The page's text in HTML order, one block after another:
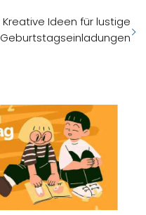
Kreative Ideen für lustige
Geburtstagseinladungen